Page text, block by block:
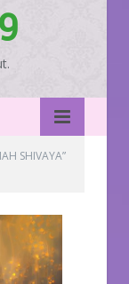
SHIVAYA”